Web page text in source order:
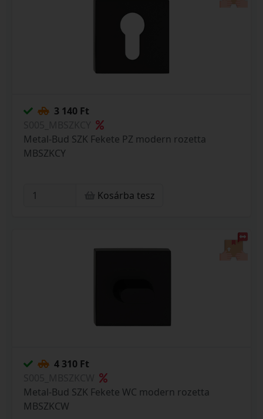
3 140 Ft
Metal-Bud SZK Fekete PZ modern rozetta
MBSZKCY
Kosárba tesz
4 310 Ft
Metal-Bud SZK Fekete WC modern rozetta
MBSZKCW